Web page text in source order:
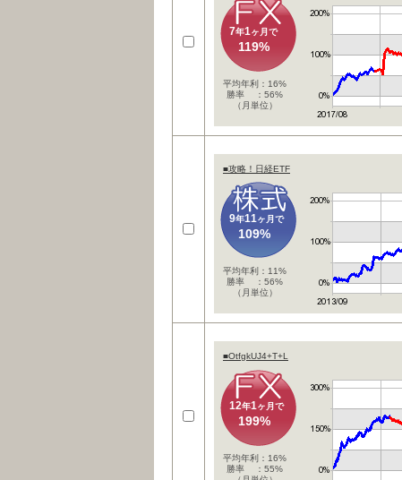
7年1ヶ月で
119%
平均年利：16%
勝率 ：56%
（月単位）
■攻略！日経ETF
9年11ヶ月で
109%
平均年利：11%
勝率 ：56%
（月単位）
■OtfgkUJ4+T+L
12年1ヶ月で
199%
平均年利：16%
勝率 ：55%